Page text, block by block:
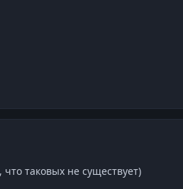
таковых не существует)